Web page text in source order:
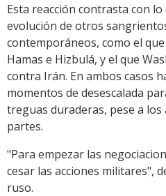
Esta reacción contrasta con
evolución de otros
contemporáneos, como el
Hamas e Hizbulá, y el que
contra Irán. En ambos casos
momentos de desescalada
treguas duraderas, pese a
partes.
"Para empezar las
cesar las acciones militares",
ruso.